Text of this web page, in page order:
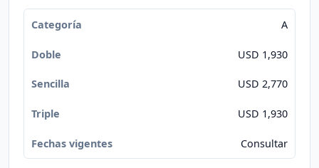
A
USD 1,930
USD 2,770
USD 1,930
Consultar